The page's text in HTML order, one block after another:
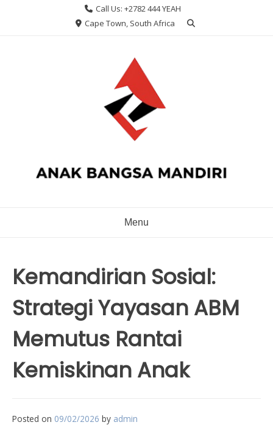
Call Us: +2782 444 YEAH
Cape Town, South Africa
Menu
Kemandirian Sosial:
Strategi Yayasan ABM
Memutus Rantai
Kemiskinan Anak
Posted on 09/02/2026 by admin